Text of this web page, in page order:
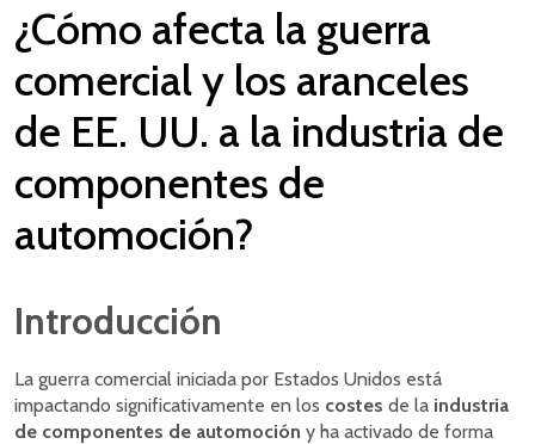
¿Cómo afecta la guerra
comercial y los aranceles
de EE. UU. a la industria de
componentes de
automoción?
Introducción
La guerra comercial iniciada por Estados Unidos está
impactando significativamente en los costes de la industria
de componentes de automoción y ha activado de forma